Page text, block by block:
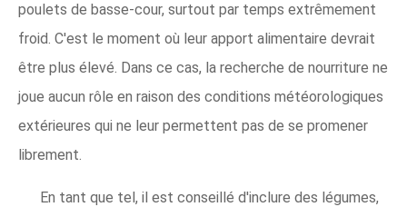
poulets de basse-cour, surtout par temps extrêmement
froid. C'est le moment où leur apport alimentaire devrait
être plus élevé. Dans ce cas, la recherche de nourriture ne
joue aucun rôle en raison des conditions météorologiques
extérieures qui ne leur permettent pas de se promener
librement.
En tant que tel, il est conseillé d'inclure des légumes,